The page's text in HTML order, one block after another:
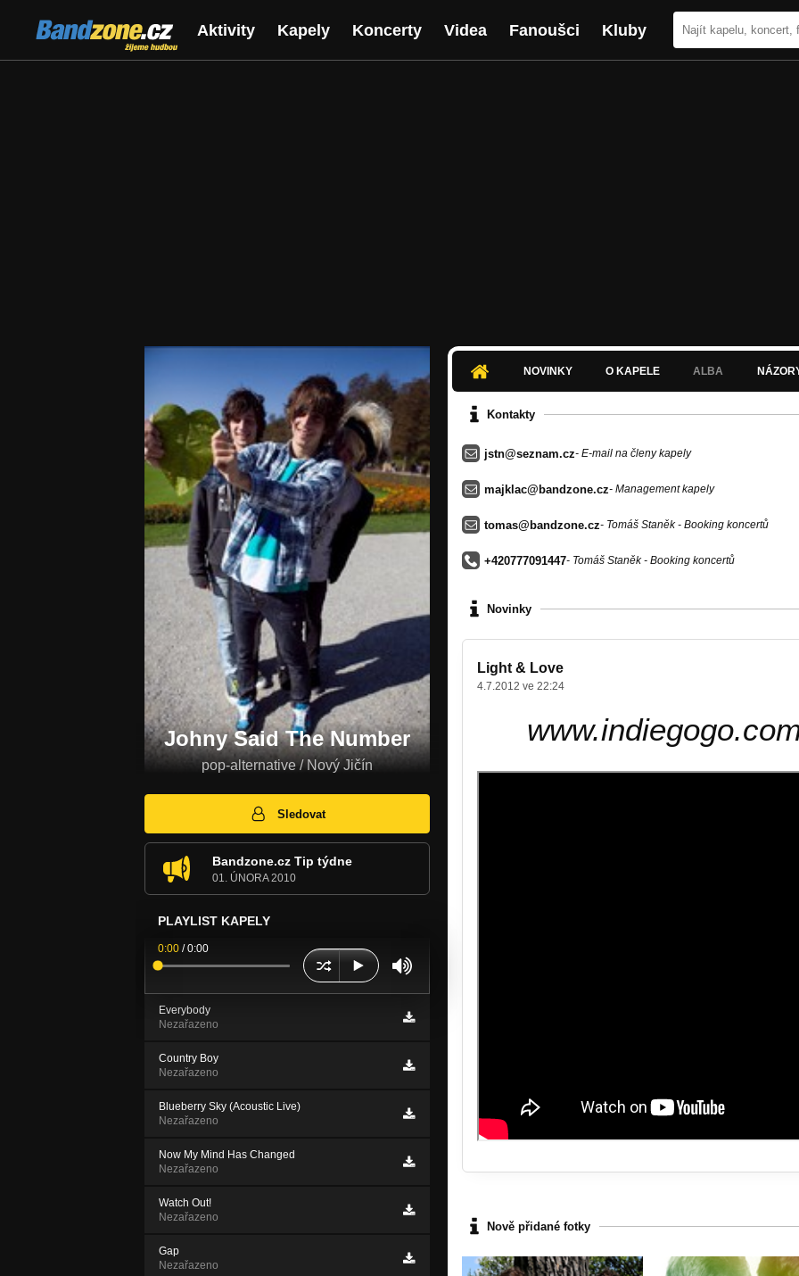
Bandzone.cz
žijeme hudbou
Aktivity Kapely Koncerty Videa Fanoušci Kluby
Johny Said The Number
pop-alternative / Nový Jičín
Sledovat
Bandzone.cz Tip týdne
01. ÚNORA 2010
PLAYLIST KAPELY
0:00 /0:00
Everybody
Nezařazeno
Country Boy
Nezařazeno
Blueberry Sky (Acoustic Live)
Nezařazeno
Now My Mind Has Changed
Nezařazeno
Watch Out!
Nezařazeno
Gap
Nezařazeno
NOVINKY O KAPELE ALBA
Kontakty
jstn@seznam.cz- E-mail na členy kapely
majklac@bandzone.cz- Management kapely
tomas@bandzone.cz- Tomáš Staněk - Booking koncertů
+420777091447- Tomáš Staněk - Booking koncertů
Novinky
Light & Love
4.7.2012 ve 22:24
Nově přidané fotky